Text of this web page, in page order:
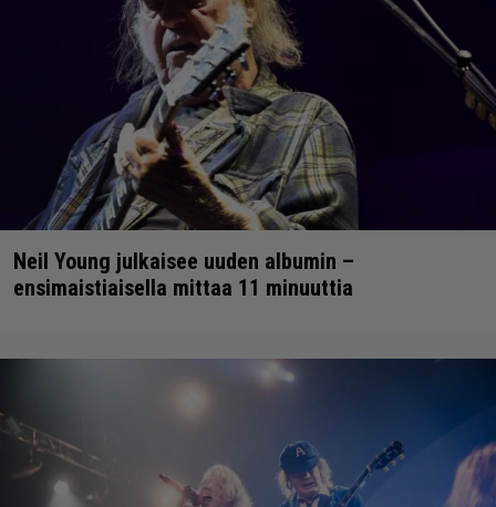
Neil Young julkaisee uuden albumin –
ensimaistiaisella mittaa 11 minuuttia